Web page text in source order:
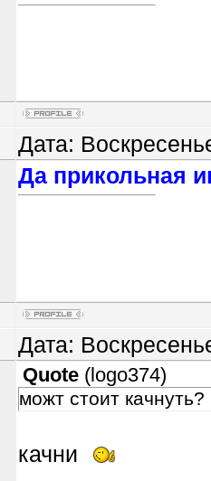
Дата:
Да прикольная
Дата:
Quote ( logo374)
можт стоит качнуть?
качни